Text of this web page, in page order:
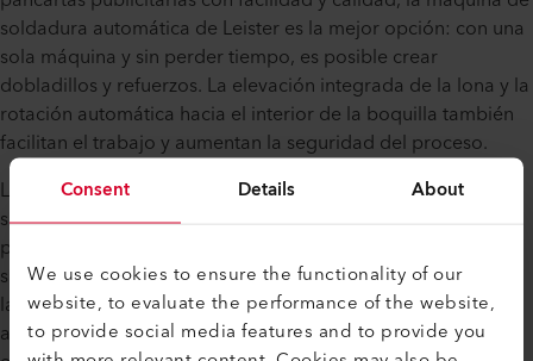
Consent Details About
We use cookies to ensure the functionality of our
website, to evaluate the performance of the website,
to provide social media features and to provide you
soldadura automática de Leister es la mejor opción: con una
sola máquina y sin perder tiempo, es posible crear
dobladillos y refuerzos. La elevación integrada de la lona y la
rotación automática hacia el interior de la boquilla también
facilitan el trabajo y aumentan la seguridad del proceso.
La pantalla digital permite gestionar los parámetros de
soldadura y, en el caso de la UNIPLAN 500, almacenarlos
para su uso futuro. La velocidad de soldadura, teóricamente
superior a 15 m/min / 49,2 ft/min, es el doble de rápida que
la de los modelos anteriores de UNIPLAN, deja en evidencia
a las demás máquinas de soldadura de la misma categoría y